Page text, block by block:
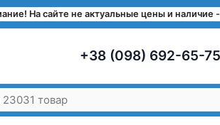
На сайте не актуальные цены и наличие
+38 (098) 692-65-75